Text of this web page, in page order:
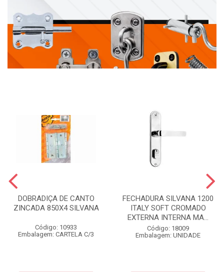
DOBRADIÇA DE CANTO
ZINCADA 850X4 SILVANA
Código: 10933
Embalagem: CARTELA C/3
FECHADURA SILVANA 1200
ITALY SOFT CROMADO
EXTERNA INTERNA MA...
Código: 18009
Embalagem: UNIDADE